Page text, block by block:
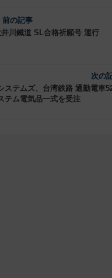
前の記事
井川鐵道 SL合格祈願号 運行
次の
ステムズ、台湾鉄路 通勤電車
テム電気品一式を受注